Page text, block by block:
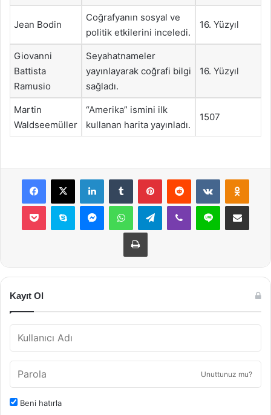
Jean Bodin
Coğrafyanın sosyal ve
politik etkilerini inceledi.
16. Yüzyıl
Giovanni
Battista
Ramusio
Seyahatnameler
yayınlayarak coğrafi bilgi
sağladı.
16. Yüzyıl
Martin
Waldseemüller
“Amerika” ismini ilk
kullanan harita yayınladı.
1507
Facebook
X LinkedInTumblr PinterestReddit VKontakte
Pocket Skype MessengerWhatsAppTelegramViber Line E-Posta ile
Yazdır
Kayıt Ol
Unuttunuz mu?
Beni hatırla